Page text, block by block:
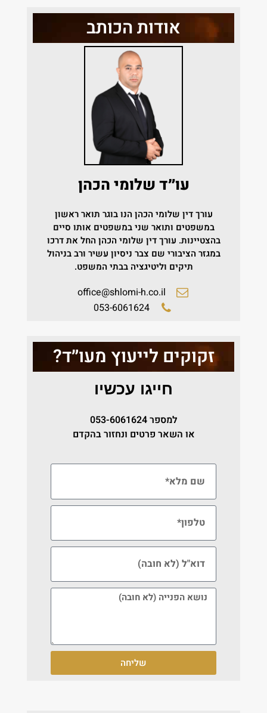
אודות הכותב
עו״ד שלומי הכהן
עורך דין שלומי הכהן הנו בוגר תואר ראשון
במשפטים ותואר שני במשפטים אותו סיים
בהצטיינות. עורך דין שלומי הכהן החל את דרכו
במגזר הציבורי שם צבר ניסיון עשיר ורב בניהול
תיקים וליטיגציה בבתי המשפט.
office@shlomi-h.co.il
053-6061624
זקוקים לייעוץ מעו״ד?
חייגו עכשיו
למספר053-6061624
או השאר פרטים ונחזור בהקדם
שליחה